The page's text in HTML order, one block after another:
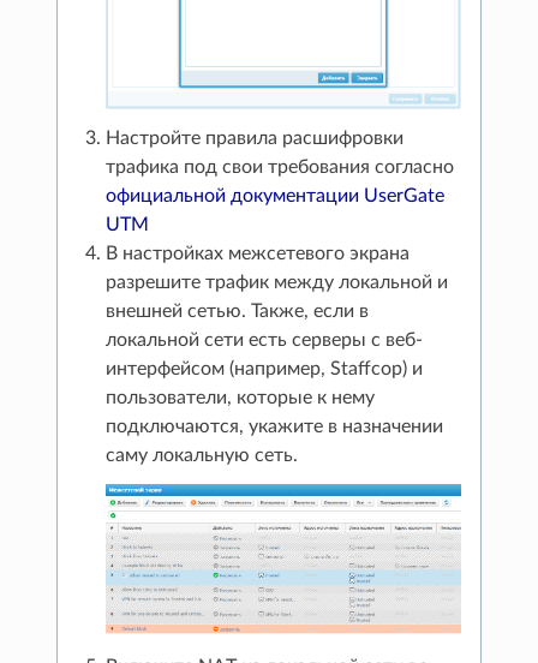
Настройте правила расшифровки
трафика под свои требования согласно
официальной документации UserGate
UTM
В настройках межсетевого экрана
разрешите трафик между локальной и
внешней сетью. Также, если в
локальной сети есть серверы с веб-
интерфейсом (например, Staffcop) и
пользователи, которые к нему
подключаются, укажите в назначении
саму локальную сеть.